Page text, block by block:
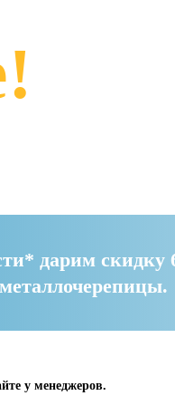
дарим скидку
у менеджеров.